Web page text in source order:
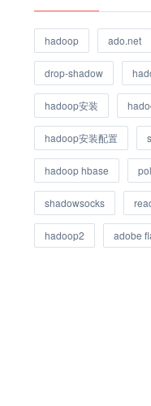
hadoop ado.net
drop-shadow
hadoop安装
hadoop安装配置
hadoop hbase
shadowsocks
hadoop2 adobe